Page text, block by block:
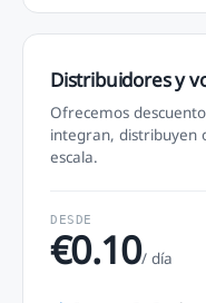
Distribuidores y
Ofrecemos
integran, distribuyen
escala.
DESDE
€0.10/ día